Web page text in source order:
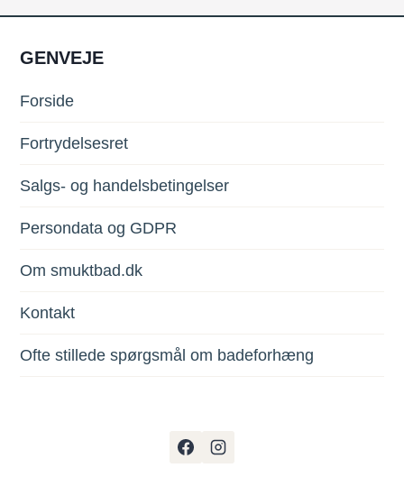
GENVEJE
Forside
Fortrydelsesret
Salgs- og handelsbetingelser
Persondata og GDPR
Om smuktbad.dk
Kontakt
Ofte stillede spørgsmål om badeforhæng